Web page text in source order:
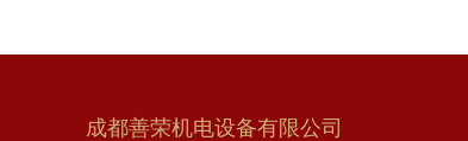
成都善荣机电设备有限公司